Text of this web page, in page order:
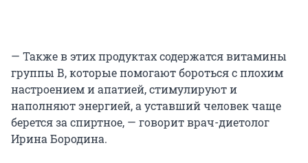
— Также в этих продуктах содержатся витамины
группы В, которые помогают бороться с плохим
настроением и апатией, стимулируют и
наполняют энергией, а уставший человек чаще
берется за спиртное, — говорит врач-диетолог
Ирина Бородина.